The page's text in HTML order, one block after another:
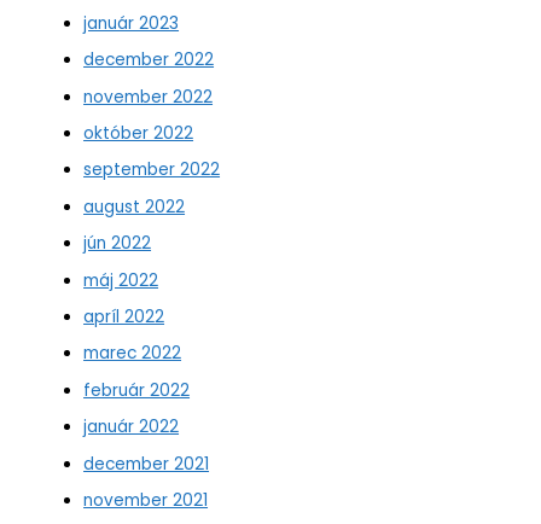
január 2023
december 2022
november 2022
október 2022
september 2022
august 2022
jún 2022
máj 2022
apríl 2022
marec 2022
február 2022
január 2022
december 2021
november 2021